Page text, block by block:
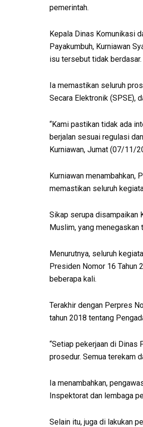
pemerintah.
Kepala Dinas Komunikasi
Payakumbuh, Kurniawan
isu tersebut tidak berdasar.
Ia memastikan seluruh
Secara Elektronik (SPSE),
“Kami pastikan tidak ada
berjalan sesuai regulasi
Kurniawan, Jumat (07/11/
Kurniawan menambahkan,
memastikan seluruh
Sikap serupa disampaikan
Muslim, yang menegaskan
Menurutnya, seluruh
Presiden Nomor 16 Tahun
beberapa kali.
Terakhir dengan Perpres
tahun 2018 tentang
“Setiap pekerjaan di Dinas
prosedur. Semua terekam
Ia menambahkan,
Inspektorat dan lembaga
Selain itu, juga di lakukan